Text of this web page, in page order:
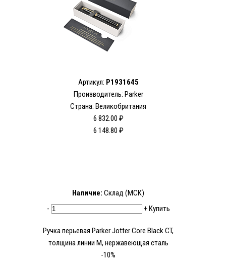
Артикул: P1931645
Производитель: Parker
Страна: Великобритания
6 832.00 ₽
6 148.80 ₽
Наличие: Склад (МСК)
-
+Купить
Ручка перьевая Parker Jotter Core Black CT,
толщина линии М, нержавеющая сталь
-10%